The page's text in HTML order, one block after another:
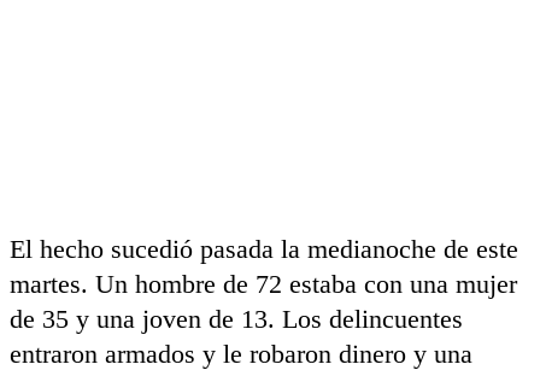
El hecho sucedió pasada la medianoche de este
martes. Un hombre de 72 estaba con una mujer
de 35 y una joven de 13. Los delincuentes
entraron armados y le robaron dinero y una